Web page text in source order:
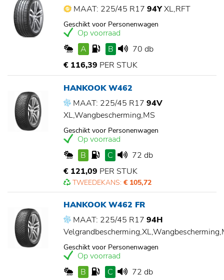
MAAT: 225/45 R17 94YXL,RFT
Geschikt voor Personenwagen
Op voorraad
A
B
70 db
€ 116,39 PER STUK
HANKOOK W462
MAAT: 225/45 R17 94V
XL,Wangbescherming,MS
Geschikt voor Personenwagen
Op voorraad
B
C
72 db
€ 121,09 PER STUK
TWEEDEKANS: € 105,72
HANKOOK W462 FR
MAAT: 225/45 R17 94H
Geschikt voor Personenwagen
Op voorraad
B
C
72 db